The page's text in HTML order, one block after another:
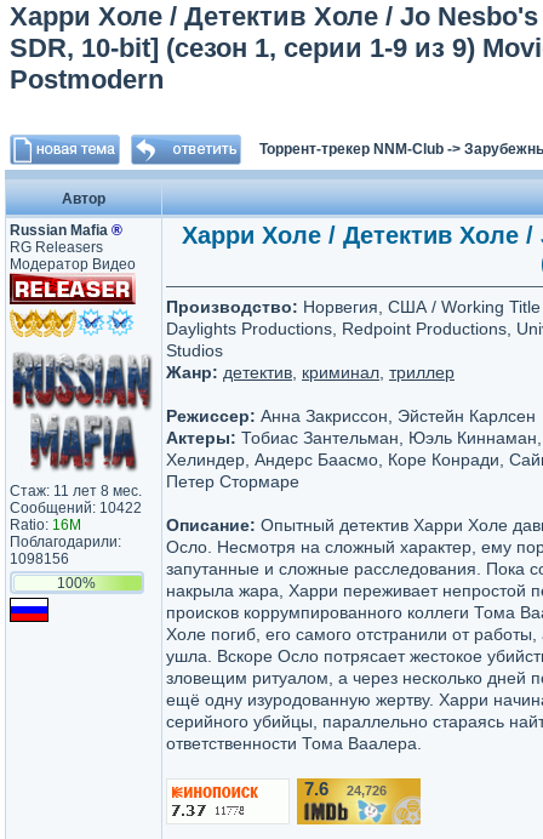
Харри Холе / Детектив Холе / Jo
SDR, 10-bit] (сезон 1, серии 1-9 из 9)
Postmodern
Торрент-трекер NNM-Club ->
Автор
Russian Mafia ®
RG Releasers
Модератор Видео
Стаж: 11 лет 8 мес.
Сообщений: 10422
Ratio: 16M
Поблагодарили:
1098156
100%
Харри Холе / Детектив Холе /
Производство: Норвегия, США / Working Title
Daylights Productions, Redpoint Productions,
Studios
Жанр: детектив криминал триллер
Режиссер: Анна Закриссон, Эйстейн Карлсен
Актеры: Тобиас Зантельман, Юэль
Хелиндер, Андерс Баасмо, Коре Конради,
Петер Стормаре
Описание: Опытный детектив Харри Холе
Осло. Несмотря на сложный характер, ему
запутанные и сложные расследования. Пока
накрыла жара, Харри переживает непростой
происков коррумпированного коллеги Тома
Холе погиб, его самого отстранили от
ушла. Вскоре Осло потрясает жестокое
зловещим ритуалом, а через несколько дней
ещё одну изуродованную жертву. Харри
серийного убийцы, параллельно стараясь
ответственности Тома Ваалера.
7.6 24,726